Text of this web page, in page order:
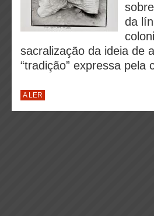
da
sacralização da ideia de
“tradição” expressa pela
A LER